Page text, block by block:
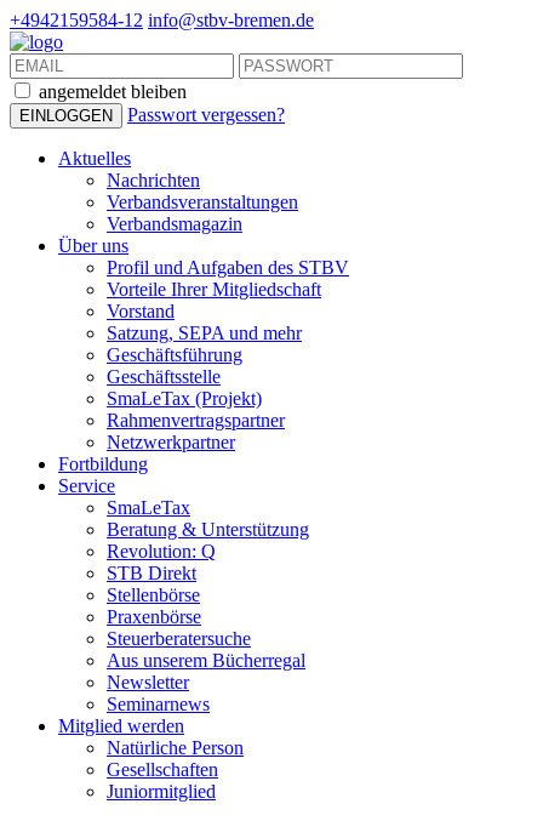
+4942159584-12 info@stbv-bremen.de
angemeldet bleiben
Passwort vergessen?
Aktuelles
Nachrichten
Verbandsveranstaltungen
Verbandsmagazin
Über uns
Profil und Aufgaben des STBV
Vorteile Ihrer Mitgliedschaft
Vorstand
Satzung, SEPA und mehr
Geschäftsführung
Geschäftsstelle
SmaLeTax (Projekt)
Rahmenvertragspartner
Netzwerkpartner
Fortbildung
Service
SmaLeTax
Beratung & Unterstützung
Revolution: Q
STB Direkt
Stellenbörse
Praxenbörse
Steuerberatersuche
Aus unserem Bücherregal
Newsletter
Seminarnews
Mitglied werden
Natürliche Person
Gesellschaften
Juniormitglied